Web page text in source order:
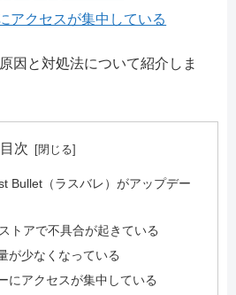
アクセスが集中している
因と対処法について紹介しま
目次
Bullet（ラスバレ）がアップデー
トアで不具合が起きている
が少なくなっている
にアクセスが集中している